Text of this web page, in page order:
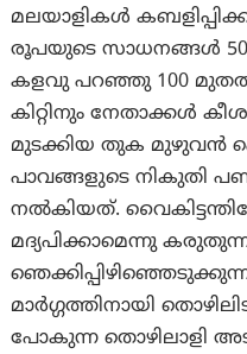
മലയാളികൾ
രൂപയുടെ സാധനങ്ങൾ
കളവു പറഞ്ഞു 100
കിറ്റിനും നേതാക്കൾ
മുടക്കിയ തുക മുഴുവൻ
പാവങ്ങളുടെ നികുതി
നൽകിയത്.
മദ്യപിക്കാമെന്നു കരുതുന്ന
മാർഗ്ഗത്തിനായി
പോകുന്ന തൊഴിലാളി